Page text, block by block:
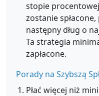
stopie
zostanie
następny dług o
Ta strategia
zapłacone.
Porady na Szybszą
Płać więcej niż